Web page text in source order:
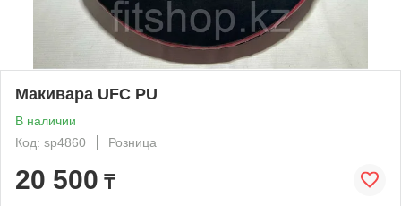
Макивара UFC PU
В наличии
Код: sp4860
Розница
20 500 ₸